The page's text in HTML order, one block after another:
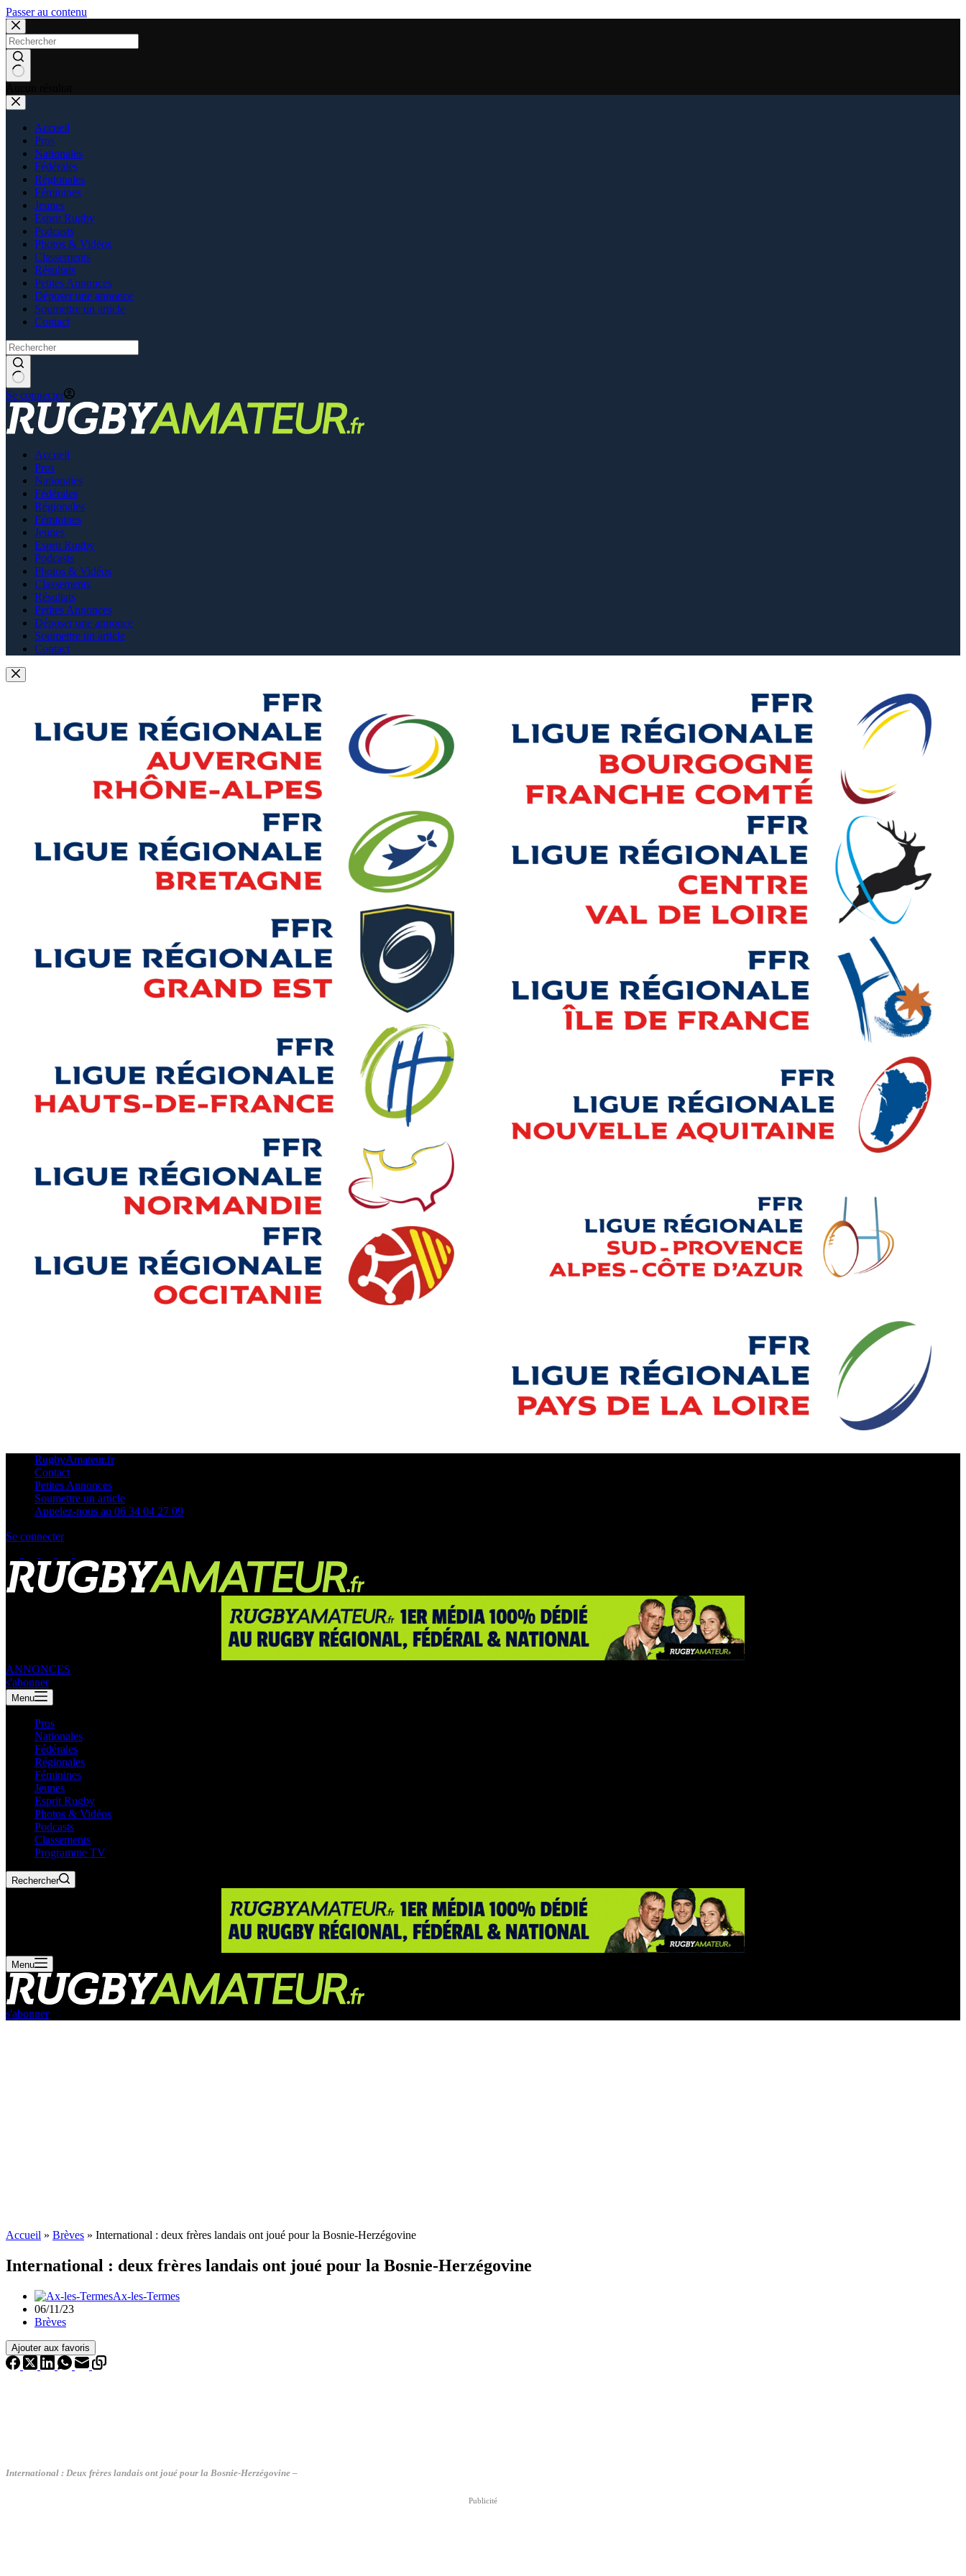
Passer au contenu
Accueil
Pros
Nationales
Fédérales
Régionales
Féminines
Jeunes
Esprit Rugby
Podcasts
Photos & Vidéos
Classements
Résultats
Petites Annonces
Déposer une annonce
Soumettre un article
Contact
Se connecter
Accueil
Pros
Nationales
Fédérales
Régionales
Féminines
Jeunes
Esprit Rugby
Podcasts
Photos & Vidéos
Classements
Résultats
Petites Annonces
Déposer une annonce
Soumettre un article
Contact
RugbyAmateur.fr
Contact
Petites Annonces
Soumettre un article
Appelez-nous au 06 34 04 27 09
Se connecter
ANNONCES
s'abonner
Menu
Pros
Nationales
Fédérales
Régionales
Féminines
Jeunes
Esprit Rugby
Photos & Vidéos
Podcasts
Classements
Programme TV
Rechercher
Menu
s'abonner
Accueil » Brèves » International : deux frères landais ont joué pour la Bosnie-Herzégovine
International : deux frères landais ont joué pour la Bosnie-Herzégovine
Ax-les-Termes
06/11/23
Brèves
Ajouter aux favoris
International : Deux frères landais ont joué pour la Bosnie-Herzégovine –